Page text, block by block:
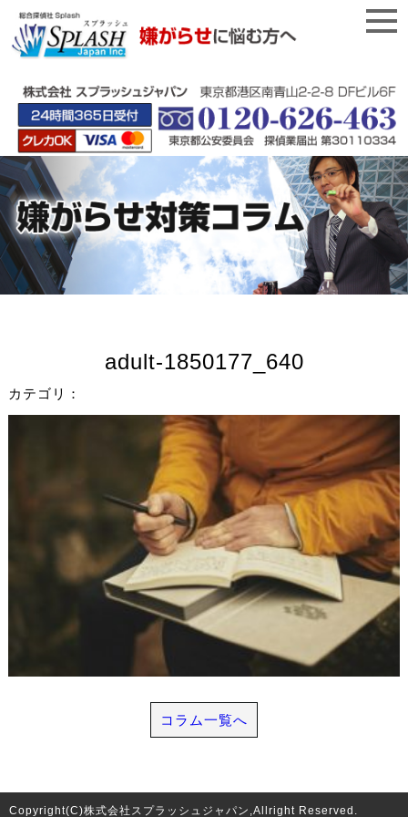
adult-1850177_640
カテゴリ：
コラム一覧へ
Copyright(C)株式会社スプラッシュジャパン,Allright Reserved.